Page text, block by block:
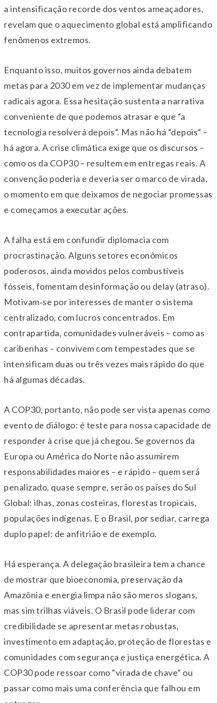
a intensificação recorde dos ventos ameaçadores,
revelam que o aquecimento global está amplificando
fenômenos extremos.
Enquanto isso, muitos governos ainda debatem
metas para 2030 em vez de implementar mudanças
radicais agora. Essa hesitação sustenta a narrativa
conveniente de que podemos atrasar e que “a
tecnologia resolverá depois”. Mas não há “depois” –
há agora. A crise climática exige que os discursos –
como os da COP30 – resultem em entregas reais. A
convenção poderia e deveria ser o marco de virada,
o momento em que deixamos de negociar promessas
e começamos a executar ações.
A falha está em confundir diplomacia com
procrastinação. Alguns setores econômicos
poderosos, ainda movidos pelos combustíveis
fósseis, fomentam desinformação ou delay (atraso).
Motivam‑se por interesses de manter o sistema
centralizado, com lucros concentrados. Em
contrapartida, comunidades vulneráveis – como as
caribenhas – convivem com tempestades que se
intensificam duas ou três vezes mais rápido do que
há algumas décadas.
A COP30, portanto, não pode ser vista apenas como
evento de diálogo: é teste para nossa capacidade de
responder à crise que já chegou. Se governos da
Europa ou América do Norte não assumirem
responsabilidades maiores – e rápido – quem será
penalizado, quase sempre, serão os países do Sul
Global: ilhas, zonas costeiras, florestas tropicais,
populações indígenas. E o Brasil, por sediar, carrega
duplo papel: de anfitrião e de exemplo.
Há esperança. A delegação brasileira tem a chance
de mostrar que bioeconomia, preservação da
Amazônia e energia limpa não são meros slogans,
mas sim trilhas viáveis. O Brasil pode liderar com
credibilidade se apresentar metas robustas,
investimento em adaptação, proteção de florestas e
comunidades com segurança e justiça energética. A
COP30 pode ressoar como “virada de chave” ou
passar como mais uma conferência que falhou em